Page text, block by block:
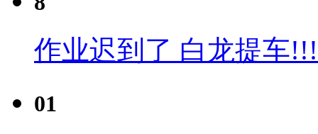
作业迟到了 白龙提车
01